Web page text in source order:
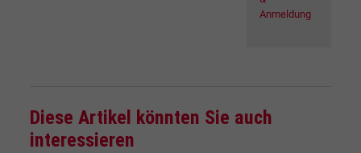
Anmeldung
Diese Artikel könnten Sie auch
interessieren